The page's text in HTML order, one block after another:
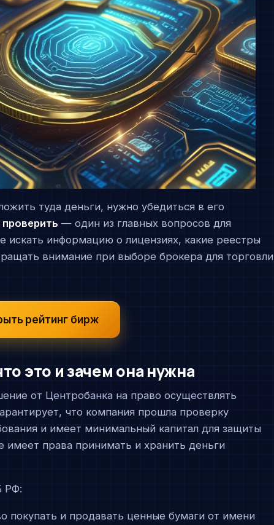
туда деньги, нужно убедиться в его
— один из главных вопросов для
искать информацию о лицензиях, какие реестры
внимание при выборе брокера для торговли
рейтинг бирж
это и зачем она нужна
от Центробанка на право осуществлять
что компания прошла проверку
и имеет минимальный капитал для защиты
имеет права принимать и хранить деньги
РФ:
покупать и продавать ценные бумаги от имени